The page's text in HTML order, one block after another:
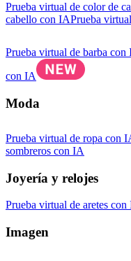
Prueba virtual de color de
cabello con IAPrueba
Prueba virtual de barba con
con IA
Moda
Prueba virtual de ropa con
sombreros con IA
Joyería y relojes
Prueba virtual de aretes con
Imagen